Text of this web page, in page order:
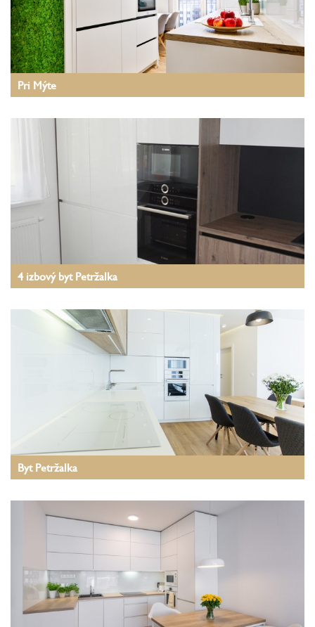
Pri Mýte
4 izbový byt Petržalka
Byt Petržalka